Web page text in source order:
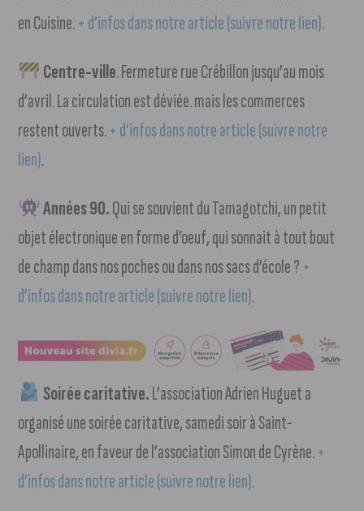
en Cuisine.+ d’infos dans notre article (suivre notre lien).
Centre-ville. Fermeture rue Crébillon jusqu’au mois
d’avril. La circulation est déviée. mais les commerces
restent ouverts.+ d’infos dans notre article (suivre notre
lien).
Années 90.Qui se souvient du Tamagotchi, un petit
objet électronique en forme d’oeuf, qui sonnait à tout bout
de champ dans nos poches ou dans nos sacs d’école ? +
d’infos dans notre article (suivre notre lien).
Soirée caritative.L’association Adrien Huguet a
organisé une soirée caritative, samedi soir à Saint-
Apollinaire, en faveur de l’association Simon de Cyrène.+
d’infos dans notre article (suivre notre lien).